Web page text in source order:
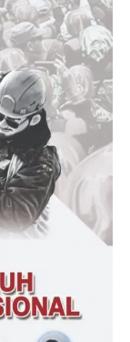
dalam rangka
pemula,
dimana diusia
terhadap
berpikir dan
segala bidang